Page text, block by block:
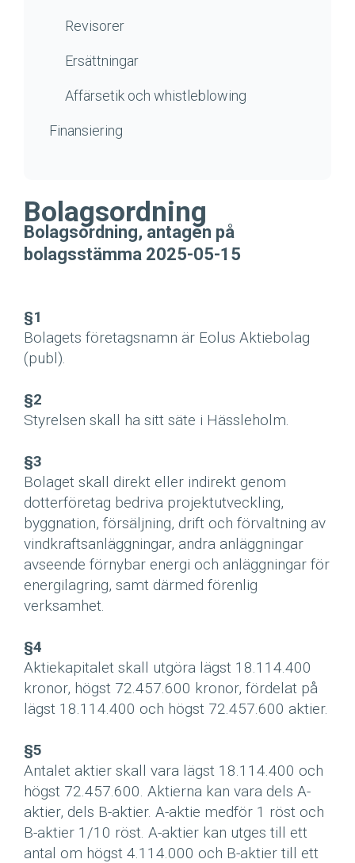
Bolagsordning
Bolagsordning, antagen på
bolagsstämma 2025-05-15
§1
Bolagets företagsnamn är Eolus Aktiebolag
(publ).
§2
Styrelsen skall ha sitt säte i Hässleholm.
§3
Bolaget skall direkt eller indirekt genom
dotterföretag bedriva projektutveckling,
byggnation, försäljning, drift och förvaltning av
vindkraftsanläggningar, andra anläggningar
avseende förnybar energi och anläggningar för
energilagring, samt därmed förenlig
verksamhet.
§4
Aktiekapitalet skall utgöra lägst 18.114.400
kronor, högst 72.457.600 kronor, fördelat på
lägst 18.114.400 och högst 72.457.600 aktier.
§5
Antalet aktier skall vara lägst 18.114.400 och
högst 72.457.600. Aktierna kan vara dels A-
aktier, dels B-aktier. A-aktie medför 1 röst och
B-aktier 1/10 röst. A-aktier kan utges till ett
antal om högst 4.114.000 och B-aktier till ett
Revisorer
Ersättningar
Affärsetik och whistleblowing
Finansiering